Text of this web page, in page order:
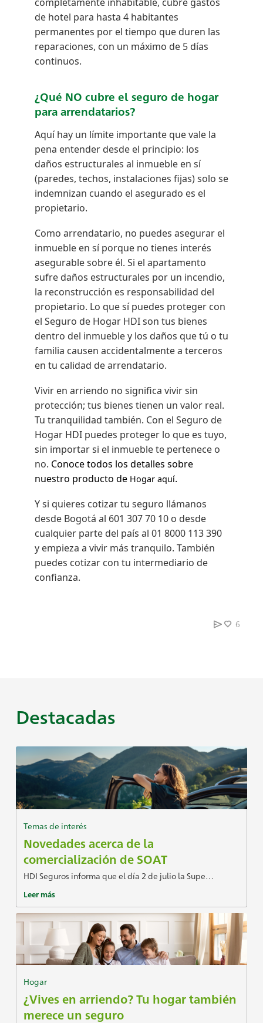
de hotel para hasta 4 habitantes
permanentes por el tiempo que duren las
reparaciones, con un máximo de 5 días
continuos.
¿Qué NO cubre el seguro de hogar
para arrendatarios?
Aquí hay un límite importante que vale la
pena entender desde el principio: los
daños estructurales al inmueble en sí
(paredes, techos, instalaciones fijas) solo se
indemnizan cuando el asegurado es el
propietario.
Como arrendatario, no puedes asegurar el
inmueble en sí porque no tienes interés
asegurable sobre él. Si el apartamento
sufre daños estructurales por un incendio,
la reconstrucción es responsabilidad del
propietario. Lo que sí puedes proteger con
el Seguro de Hogar HDI son tus bienes
dentro del inmueble y los daños que tú o tu
familia causen accidentalmente a terceros
en tu calidad de arrendatario.
Vivir en arriendo no significa vivir sin
protección; tus bienes tienen un valor real.
Tu tranquilidad también. Con el Seguro de
Hogar HDI puedes proteger lo que es tuyo,
sin importar si el inmueble te pertenece o
no. Conoce todos los detalles sobre
nuestro producto de Hogar aquí.
Y si quieres cotizar tu seguro llámanos
desde Bogotá al 601 307 70 10 o desde
cualquier parte del país al 01 8000 113 390
y empieza a vivir más tranquilo. También
puedes cotizar con tu intermediario de
confianza.
6
Destacadas
Temas de interés
Novedades acerca de la
comercialización de SOAT
HDI Seguros informa que el día 2 de julio la Supe…
Leer más
Hogar
¿Vives en arriendo? Tu hogar también
merece un seguro